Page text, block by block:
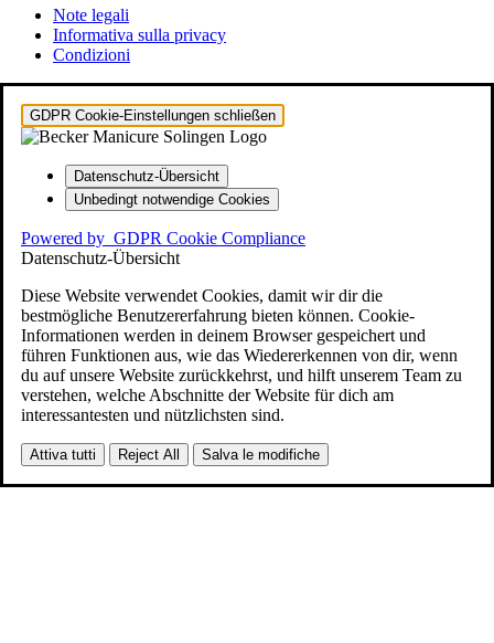
Note legali
Informativa sulla privacy
Condizioni
GDPR Cookie-Einstellungen schließen
Datenschutz-Übersicht
Unbedingt notwendige Cookies
Powered by GDPR Cookie Compliance
Datenschutz-Übersicht
Diese Website verwendet Cookies, damit wir dir die
bestmögliche Benutzererfahrung bieten können. Cookie-
Informationen werden in deinem Browser gespeichert und
führen Funktionen aus, wie das Wiedererkennen von dir, wenn
du auf unsere Website zurückkehrst, und hilft unserem Team zu
verstehen, welche Abschnitte der Website für dich am
interessantesten und nützlichsten sind.
Attiva tutti Reject All Salva le modifiche